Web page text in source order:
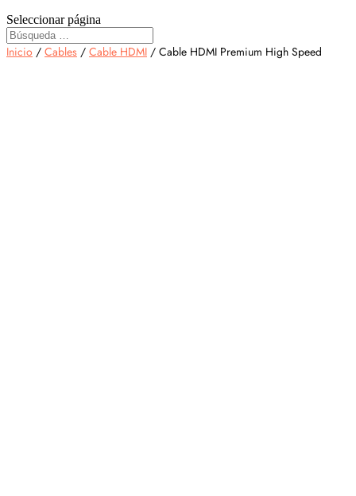
Seleccionar página
Inicio / Cables / Cable HDMI / Cable HDMI Premium High Speed